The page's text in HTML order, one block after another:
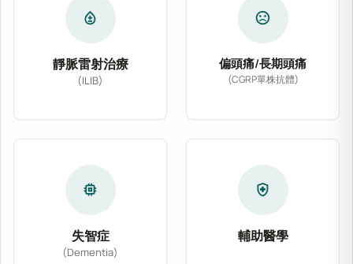
bloodtype
靜脈雷射治療
(ILIB)
sentiment_dissatisfied
偏頭痛/長期頭痛
(CGRP單株抗體)
memory
失智症
(Dementia)
health_and_safety
輔助醫學